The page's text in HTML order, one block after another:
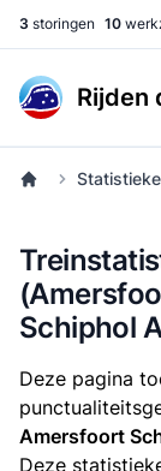
3 storingen 10
Rijden
Schiphol
Deze pagina
Amersfoort
Deze